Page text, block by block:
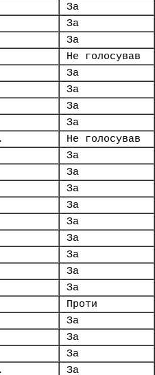
За
За
За
Не голосував
За
За
За
За
Не голосував
За
За
За
За
За
За
За
За
За
Проти
За
За
За
За